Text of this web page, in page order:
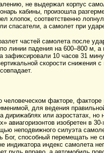
не выдержал корпус
кабины, произошла
хлопок, соответственно
спасатели, а самолет при
частей самолета после
линии падения на 600–800 м,
10 часов 31
скорости снижения
человеческом факторе,
для ведения
дирижаблях или аэростатах,
авиагоризонтов изобретен в
неподвижного силуэта
Бог, способный перемещать
индикатора индекс самолета